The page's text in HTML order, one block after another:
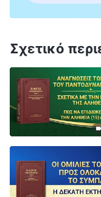
Σχετικό